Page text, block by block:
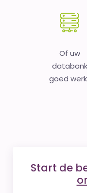
Of uw
databank
goed
Start de